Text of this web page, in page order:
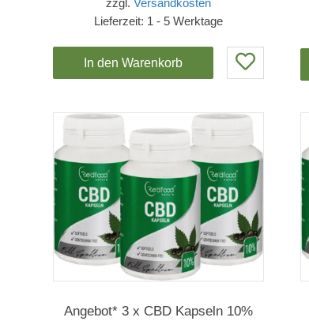
79,90 €39,90 €.
zzgl.Versandkosten
Lieferzeit: 1 - 5 Werktage
In den Warenkorb
Angebot* 3 x CBD Kapseln 10%